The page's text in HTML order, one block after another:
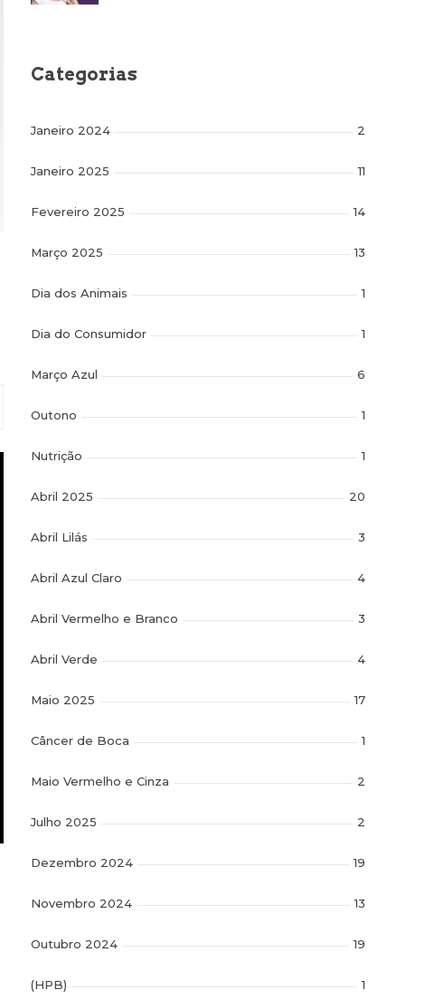
Categorias
Janeiro 2024 2
Janeiro 2025 11
Fevereiro 2025 14
Março 2025 13
Dia dos Animais 1
Dia do Consumidor 1
Março Azul 6
Outono 1
Nutrição 1
Abril 2025 20
Abril Lilás 3
Abril Azul Claro 4
Abril Vermelho e Branco 3
Abril Verde 4
Maio 2025 17
Câncer de Boca 1
Maio Vermelho e Cinza 2
Julho 2025 2
Dezembro 2024 19
Novembro 2024 13
Outubro 2024 19
(HPB) 1